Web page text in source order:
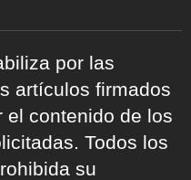
por las
artículos firmados
el contenido de los
Todos los
su